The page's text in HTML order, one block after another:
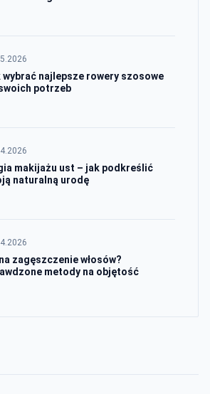
wybrać najlepsze rowery szosowe
potrzeb
makijażu ust – jak podkreślić
naturalną urodę
zagęszczenie włosów?
metody na objętość